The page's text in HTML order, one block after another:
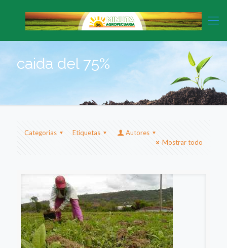
caida del 75%
Categorias Etiquetas
Autores
Mostrar todo